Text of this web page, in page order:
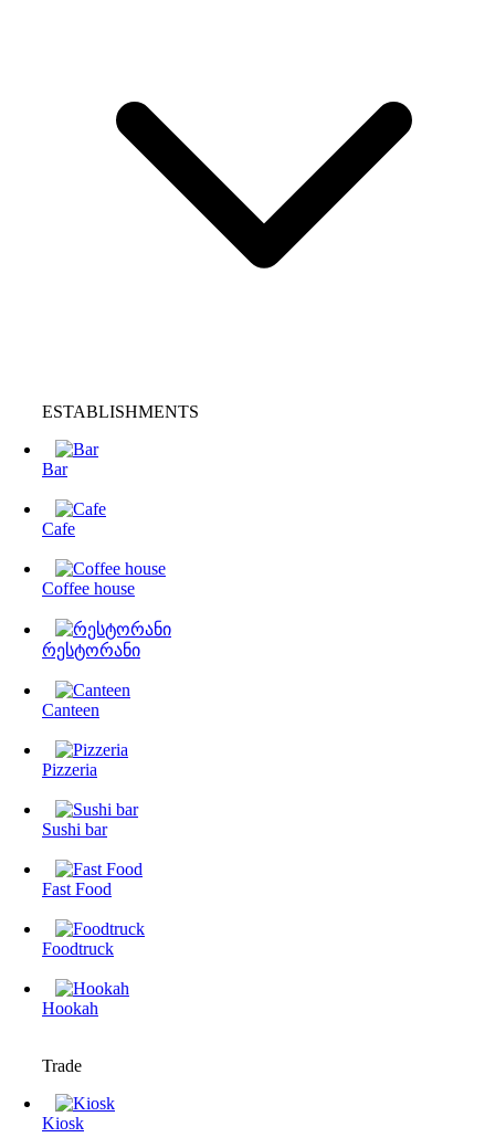
ESTABLISHMENTS
Bar
Cafe
Coffee house
რესტორანი
Canteen
Pizzeria
Sushi bar
Fast Food
Foodtruck
Hookah
Trade
Kiosk